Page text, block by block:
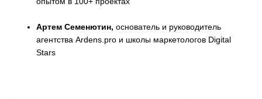
Артем Семенютин,основатель и руководитель
агентства Ardens.pro и школы маркетологов Digital
Stars